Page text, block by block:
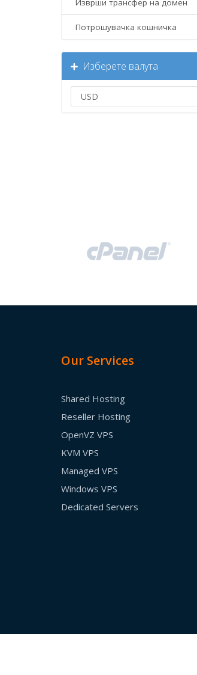
Изврши трансфер на домен
Потрошувачка кошничка
Изберете валута
Our Services
Shared Hosting
Reseller Hosting
OpenVZ VPS
KVM VPS
Managed VPS
Windows VPS
Dedicated Servers